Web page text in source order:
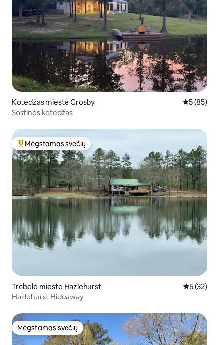
Kotedžas mieste Crosby Vidutinis
5 (85)
Sostinės kotedžas
Svečių mėgstamiausias
Mėgstamas svečių
Trobelė mieste Hazlehurst Vidutinis
5 (32)
Hazlehurst Hideaway
Mėgstamas svečių
Mėgstamas svečių